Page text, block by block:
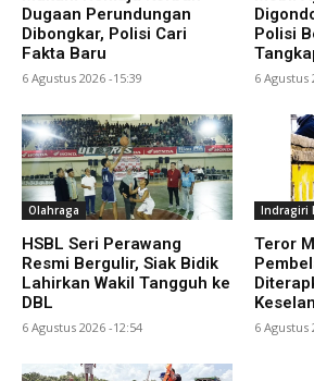
Dugaan Perundungan
Dibongkar, Polisi Cari
Fakta Baru
6 Agustus 2026 -15:39
Polisi
6 Agustus
Olahraga
HSBL Seri Perawang
Resmi Bergulir, Siak Bidik
Lahirkan Wakil Tangguh ke
DBL
6 Agustus 2026 -12:54
Indragiri
Teror
6 Agustus